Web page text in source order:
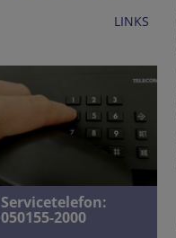
LINKS
Servicetelefon:
050155-2000